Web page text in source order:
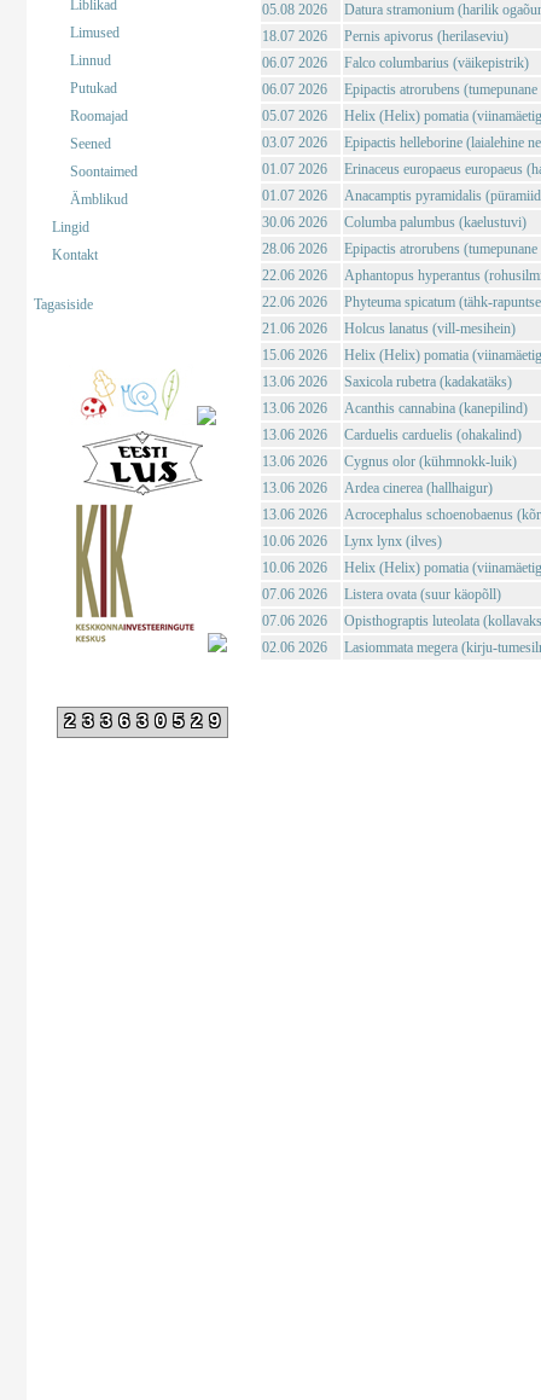
Liblikad
Limused
Linnud
Putukad
Roomajad
Seened
Soontaimed
Ämblikud
Lingid
Kontakt
Tagasiside
233630529
05.08 2026
Datura stramonium (harilik
18.07 2026
Pernis apivorus (herilaseviu)
06.07 2026
Falco columbarius (väikepistrik)
06.07 2026
Epipactis atrorubens
05.07 2026
Helix (Helix) pomatia
03.07 2026
Epipactis helleborine (laialehine
01.07 2026
Erinaceus europaeus europaeus
01.07 2026
Anacamptis pyramidalis
30.06 2026
Columba palumbus (kaelustuvi)
28.06 2026
Epipactis atrorubens
22.06 2026
Aphantopus hyperantus
22.06 2026
Phyteuma spicatum (tähk-
21.06 2026
Holcus lanatus (vill-mesihein)
15.06 2026
Helix (Helix) pomatia
13.06 2026
Saxicola rubetra (kadakatäks)
13.06 2026
Acanthis cannabina (kanepilind)
13.06 2026
Carduelis carduelis (ohakalind)
13.06 2026
Cygnus olor (kühmnokk-luik)
13.06 2026
Ardea cinerea (hallhaigur)
13.06 2026
Acrocephalus schoenobaenus
10.06 2026
Lynx lynx (ilves)
10.06 2026
Helix (Helix) pomatia
07.06 2026
Listera ovata (suur käopõll)
07.06 2026
Opisthograptis luteolata
02.06 2026
Lasiommata megera (kirju-